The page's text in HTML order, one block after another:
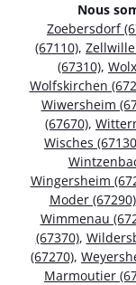
Nous
Zoebersdorf
(67110),
(67310),
Wolfskirchen
Wiwersheim
(67670),
Wisches
Wingersheim
Moder (67290)
Wimmenau
(67370),
(67270),
Marmoutier